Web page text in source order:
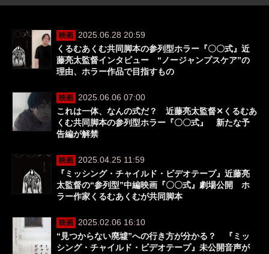
映画
2025.06.28 20:59
くるむあくむ共同脚本の参列型ホラー『〇〇式』近
藤亮太監督インタビュー “ノージャンプスケア”の
理由、ホラー作品で目指すもの
映画
2025.06.06 07:00
これは一体、なんの式だ？ 近藤亮太監督✕くるむあ
くむ共同脚本の参列型ホラー『〇〇式』 新たな予
告編が解禁
映画
2025.04.25 11:59
『ミッシング・チャイルド・ビデオテープ』近藤亮
太監督の“参列型”中編映画『〇〇式』劇場公開 ホ
ラー作家くるむあくむが共同脚本
映画
2025.02.06 16:10
“見つからない廃墟”への行き方が分かる？ 『ミッ
シング・チャイルド・ビデオテープ』未公開音声が